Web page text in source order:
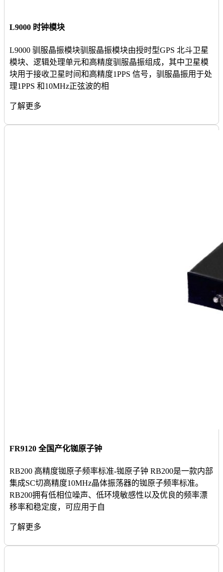
L9000 时钟模块
L9000 驯服晶振模块驯服晶振模块由授时型GPS 北斗卫星
模块、逻辑处理单元和高精度驯服晶振组成，其中卫星模
块用于接收卫星时间和高精度1PPS 信号，驯服晶振用于处
理1PPS 和10MHz正弦波的相
了解更多
FR9120 全国产化铷原子钟
RB200 高精度铷原子频率标准-铷原子钟 RB200是一款内部
集成SC切高精度10MHz晶体振荡器的铷原子频率标准。
RB200拥有低相位噪声、低环境敏感性以及优良的频率漂
移率和稳定度，可应用于自
了解更多